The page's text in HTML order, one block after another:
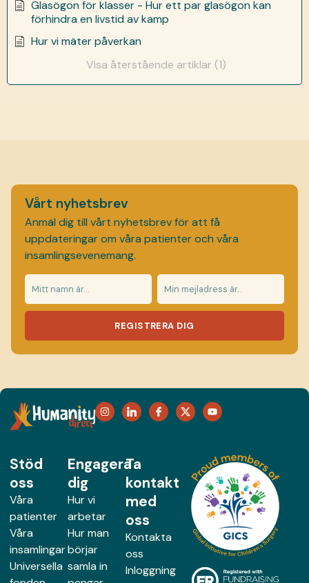
Glasögon för klasser - Hur ett par glasögon kan
förhindra en livstid av kamp
Hur vi mäter påverkan
Visa återstående artiklar (1)
Vårt nyhetsbrev
Anmäl dig till vårt nyhetsbrev för att få
uppdateringar om våra patienter och våra
insamlingsevenemang.
REGISTRERA DIG
Stöd
oss
Våra
patienter
Våra
insamlingar
Universella
Engagera
dig
Hur vi
arbetar
Hur man
börjar
samla in
Ta
kontakt
med
oss
Kontakta
oss
Inloggning